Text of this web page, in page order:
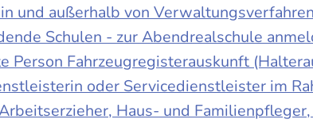
und außerhalb von
Schulen - zur Abendrealschule
Person Fahrzeugregisterauskunft
oder Servicedienstleister im
Haus- und